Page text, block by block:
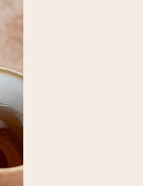
juste tout l’amour pour le